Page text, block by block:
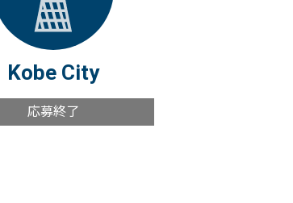
Kobe City
応募終了